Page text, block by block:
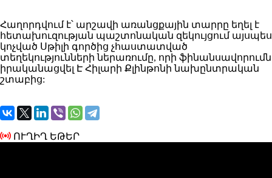
Հաղորդվում է՝ արշավի առանցքային տարրը եղել է
հետախուզության պաշտոնական զեկույցում այսպես
կոչված Սթիլի գործից չհաստատված
տեղեկությունների ներառումը, որի ֆինանսավորումն
իրականացվել Է Հիլարի Քլինթոնի նախընտրական
շտաբից:
ՈՒՂԻՂ ԵԹԵՐ